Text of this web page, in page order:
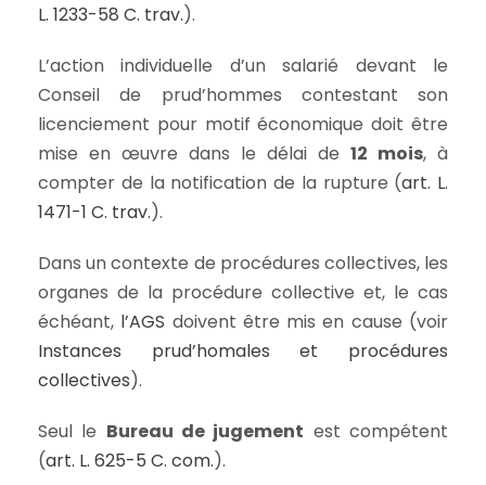
L. 1233-58 C. trav.).
L’action individuelle d’un salarié devant le
Conseil de prud’hommes contestant son
licenciement pour motif économique doit être
mise en œuvre dans le délai de 12 mois, à
compter de la notification de la rupture (art. L.
1471-1 C. trav.).
Dans un contexte de procédures collectives, les
organes de la procédure collective et, le cas
échéant, l’AGS doivent être mis en cause (voir
Instances prud’homales et procédures
collectives).
Seul le Bureau de jugement est compétent
(art. L. 625-5 C. com.).